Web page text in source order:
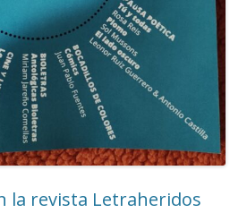
la revista Letraheridos